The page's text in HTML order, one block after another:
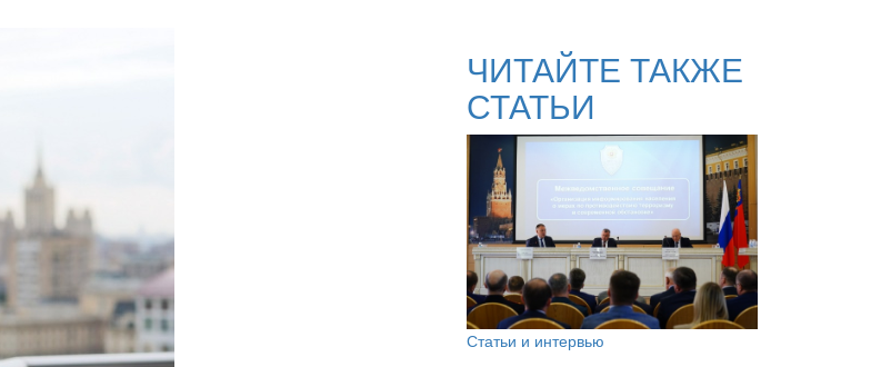
ЧИТАЙТЕ ТАКЖЕ
СТАТЬИ
Статьи и интервью